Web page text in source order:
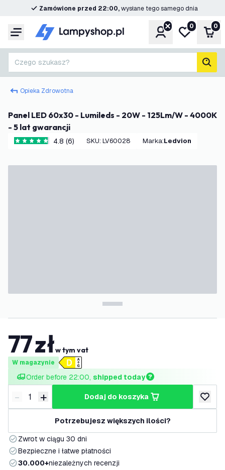
Zamówione przed 22:00,wysłane tego samego dnia
Menu KontoMoja lista
0 0
Czego szukasz?
Opieka Zdrowotna
Panel LED 60x30 - Lumileds - 20W - 125Lm/W - 4000K
- 5 lat gwarancji
4.8 Gwiazdki oceny
4.8 (6) SKU: LV60028 Marka: Ledvion
77złw tym vat
W magazynie
Order before 22:00, shipped today
Zmniejsz ilość
- Zwiększ ilość
+ dodaj do koszyka
dodaj
Potrzebujesz większych ilości?
Zwrot w ciągu 30 dni
Bezpieczne i łatwe płatności
30.000+niezależnych recenzji